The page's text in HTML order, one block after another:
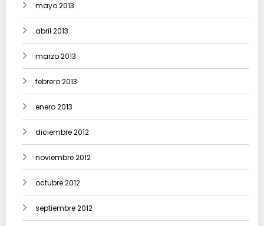
mayo 2013
abril 2013
marzo 2013
febrero 2013
enero 2013
diciembre 2012
noviembre 2012
octubre 2012
septiembre 2012